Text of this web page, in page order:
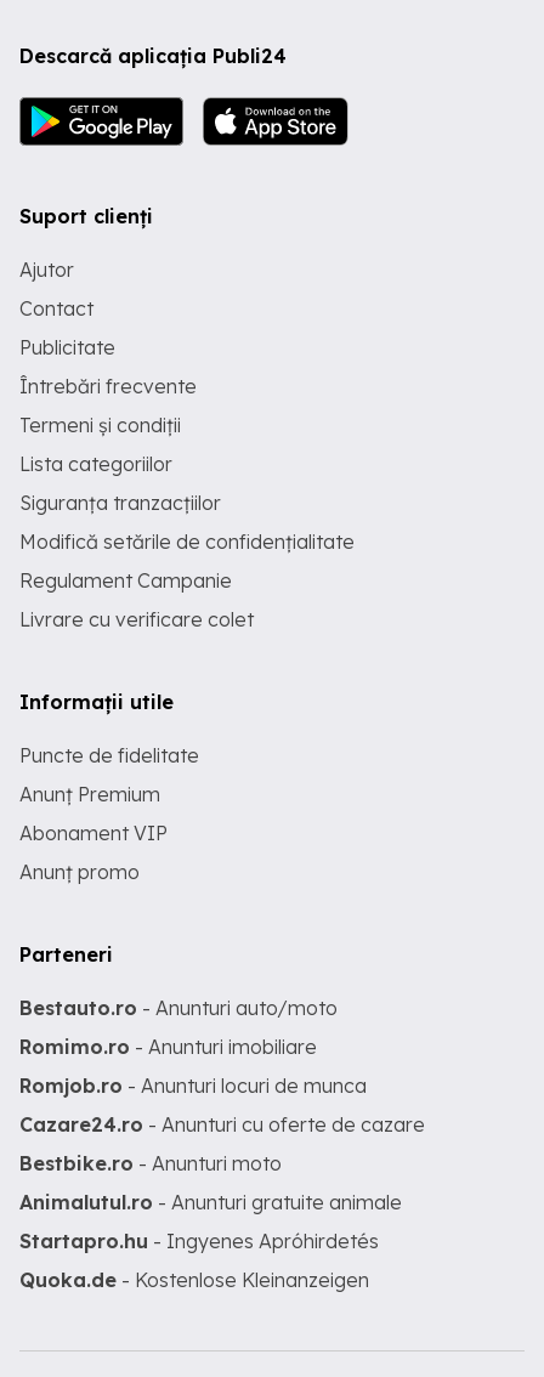
Descarcă aplicația Publi24
Suport clienți
Ajutor
Contact
Publicitate
Întrebări frecvente
Termeni și condiții
Lista categoriilor
Siguranța tranzacțiilor
Modifică setările de confidențialitate
Regulament Campanie
Livrare cu verificare colet
Informații utile
Puncte de fidelitate
Anunț Premium
Abonament VIP
Anunț promo
Parteneri
Bestauto.ro - Anunturi auto/moto
Romimo.ro - Anunturi imobiliare
Romjob.ro - Anunturi locuri de munca
Cazare24.ro - Anunturi cu oferte de cazare
Bestbike.ro - Anunturi moto
Animalutul.ro - Anunturi gratuite animale
Startapro.hu - Ingyenes Apróhirdetés
Quoka.de - Kostenlose Kleinanzeigen